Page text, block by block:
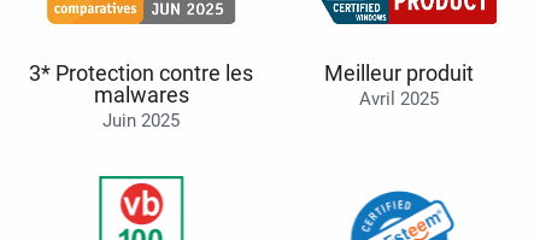
3* Protection contre les
malwares
Juin 2025
Meilleur produit
Avril 2025